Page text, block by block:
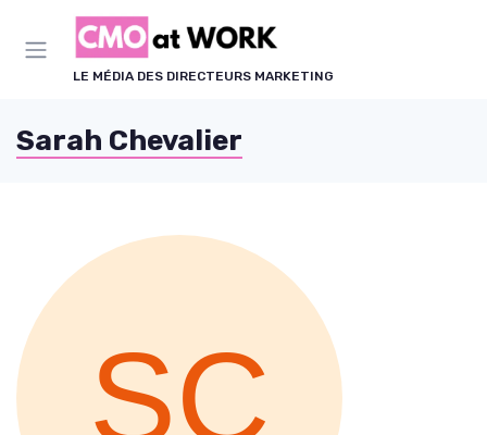
LE MÉDIA DES DIRECTEURS MARKETING
Sarah Chevalier
Panneau de gestion des cookies